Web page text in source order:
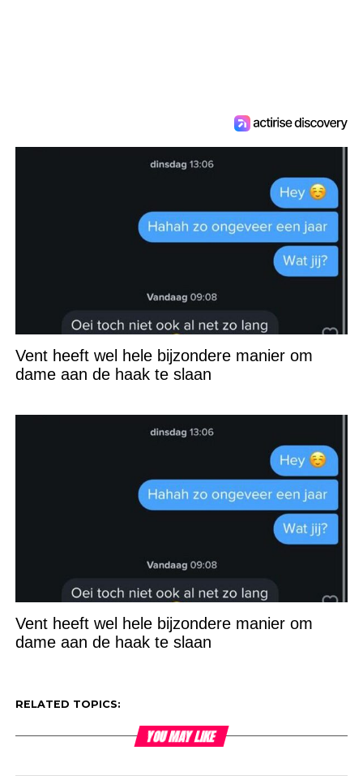
Vent heeft wel hele bijzondere manier om
dame aan de haak te slaan
Vent heeft wel hele bijzondere manier om
dame aan de haak te slaan
RELATED TOPICS:
YOU MAY LIKE